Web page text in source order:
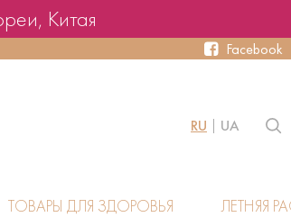
Китая
Facebook
RU UA
ТОВАРЫ ДЛЯ ЗДОРОВЬЯ ЛЕТНЯЯ